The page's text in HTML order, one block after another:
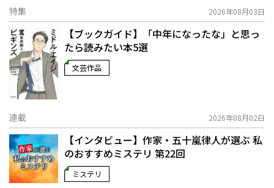
特集 2026年08月03日
【ブックガイド】「中年になったな」と思っ
たら読みたい本5選
文芸作品
連載 2026年08月02日
【インタビュー】作家・五十嵐律人が選ぶ 私
のおすすめミステリ 第22回
ミステリ